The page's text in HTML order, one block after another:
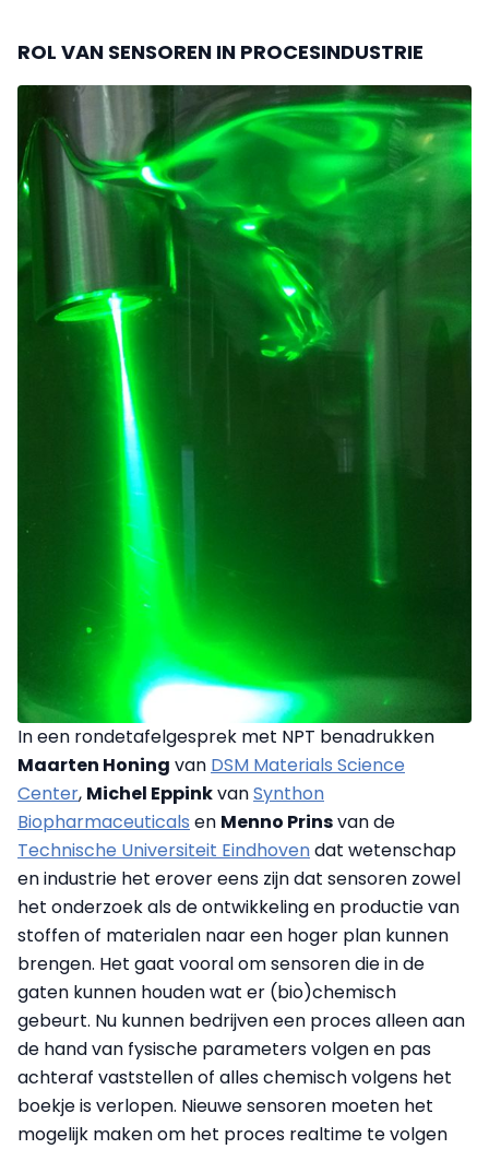
ROL VAN SENSOREN IN PROCESINDUSTRIE
In een rondetafelgesprek met NPT benadrukken
Maarten Honing van DSM Materials Science
Center, Michel EppinkvanSynthon
Biopharmaceuticals en Menno Prinsvan de
Technische Universiteit Eindhovendat wetenschap
en industrie het erover eens zijn dat sensoren zowel
het onderzoek als de ontwikkeling en productie van
stoffen of materialen naar een hoger plan kunnen
brengen. Het gaat vooral om sensoren die in de
gaten kunnen houden wat er (bio)chemisch
gebeurt. Nu kunnen bedrijven een proces alleen aan
de hand van fysische parameters volgen en pas
achteraf vaststellen of alles chemisch volgens het
boekje is verlopen. Nieuwe sensoren moeten het
mogelijk maken om het proces realtime te volgen